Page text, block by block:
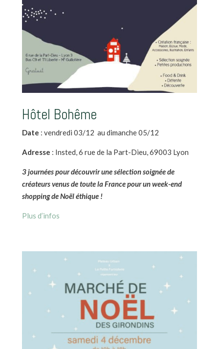
Hôtel Bohême
Date : vendredi 03/12 au dimanche 05/12
Adresse : Insted,6 rue de la Part-Dieu, 69003 Lyon
3 journées pour découvrir une sélection soignée de
créateurs venus de toute la France pour un week-end
shopping de Noël éthique !
Plus d’infos